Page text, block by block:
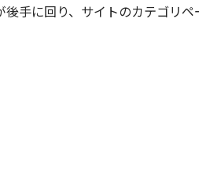
手に回り、サイトのカテゴリペ